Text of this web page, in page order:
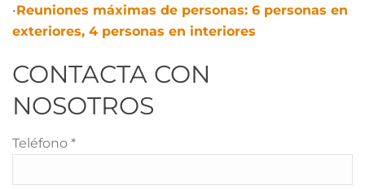
•Reuniones máximas de personas: 6 personas en
exteriores, 4 personas en interiores
CONTACTA CON
NOSOTROS
Teléfono *